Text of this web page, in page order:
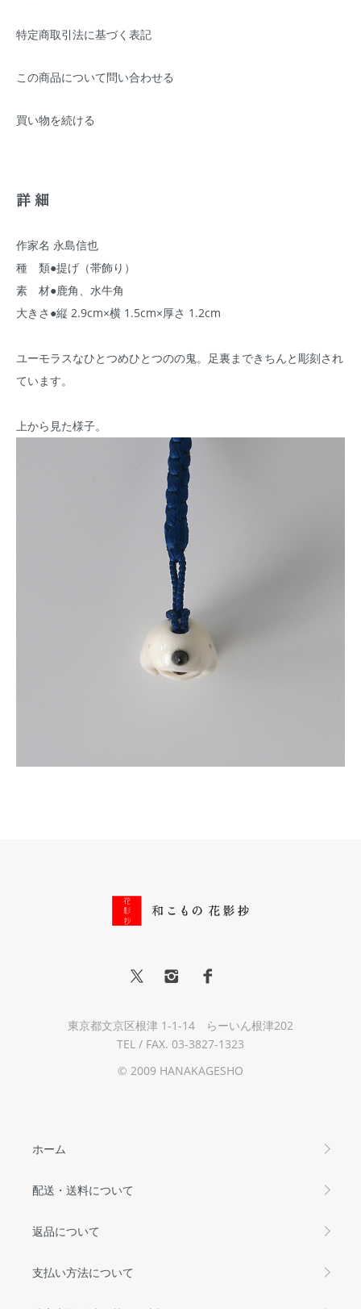
特定商取引法に基づく表記
この商品について問い合わせる
買い物を続ける
詳細
作家名 永島信也
種 類●提げ（帯飾り）
素 材●鹿角、水牛角
大きさ●縦 2.9cm×横 1.5cm×厚さ 1.2cm
ユーモラスなひとつめひとつのの鬼。足裏まできちんと彫刻され
ています。
上から見た様子。
東京都文京区根津 1-1-14 らーいん根津202
TEL / FAX. 03-3827-1323
© 2009 HANAKAGESHO
ホーム
配送・送料について
返品について
支払い方法について